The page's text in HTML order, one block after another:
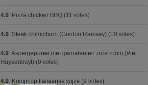
4.9: Pizza chicken BBQ (11 votes)
4.9: Steak chimichurri (Gordon Ramsay) (10 votes)
4.9: Aspergepuree met garnalen en zure room (Piet
Huysentruyt) (9 votes)
4.9: Konijn op Italiaanse wijze (9 votes)